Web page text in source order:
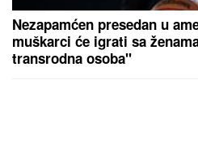
Nezapamćen presedan u
muškarci će igrati sa
transrodna osoba"